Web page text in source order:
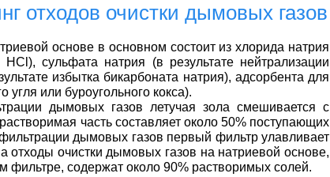
отходов очистки дымовых газов
основе в основном состоит из хлорида натрия
HCl), сульфата натрия (в результате нейтрализации
избытка бикарбоната натрия), адсорбента для
угля или буроугольного кокса).
дымовых газов летучая зола смешивается с
часть составляет около 50% поступающих
дымовых газов первый фильтр улавливает
отходы очистки дымовых газов на натриевой основе,
фильтре, содержат около 90% растворимых солей.